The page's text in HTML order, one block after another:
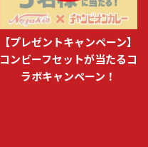
【プレゼントキャンペーン】
コンビーフセットが当たるコ
ラボキャンペーン！